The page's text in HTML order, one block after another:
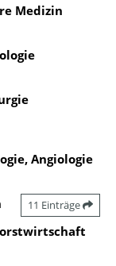
Medizin
Angiologie
11 Einträge